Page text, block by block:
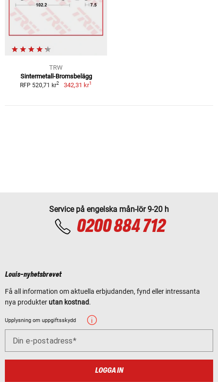
TRW
Sintermetall-Bromsbelägg
RFP 520,71 kr2 342,31 kr1
Service på engelska mån-lör 9-20 h
0200 884 712
Louis-nyhetsbrevet
Få all information om aktuella erbjudanden, fynd eller intressanta
nya produkter utan kostnad.
Upplysning om uppgiftsskydd
Din e-postadress
LOGGA IN